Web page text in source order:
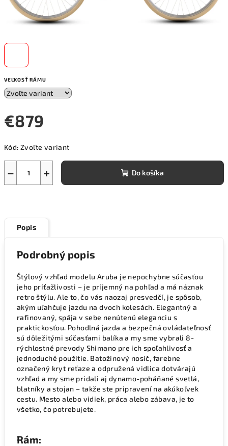
VEĽKOSŤ RÁMU
€879
cena:
Kód: Zvoľte variant
+
− Do košíka
Popis
Podrobný popis
Štýlový vzhľad modelu Aruba je nepochybne súčasťou
jeho príťažlivosti – je príjemný na pohľad a má náznak
retro štýlu. Ale to, čo vás naozaj presvedčí, je spôsob,
akým uľahčuje jazdu na dvoch kolesách. Elegantný a
rafinovaný, spája v sebe nenútenú eleganciu s
praktickosťou. Pohodlná jazda a bezpečná ovládateľnosť
sú dôležitými súčasťami balíka a my sme vybrali 8-
rýchlostné prevody Shimano pre ich spoľahlivosť a
jednoduché použitie. Batožinový nosič, farebne
označený kryt reťaze a odpružená vidlica dotvárajú
vzhľad a my sme pridali aj dynamo-poháňané svetlá,
blatníky a stojan – takže ste pripravení na akúkoľvek
cestu. Mesto alebo vidiek, práca alebo zábava, je to
všetko, čo potrebujete.
Rám: